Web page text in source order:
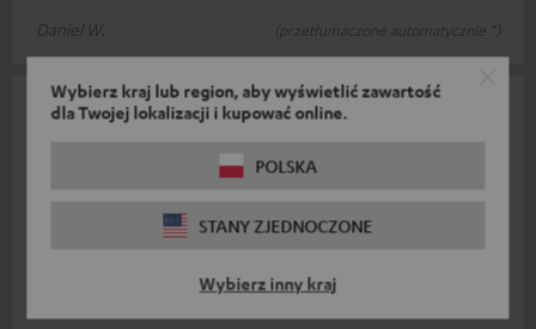
Wybierz kraj lub region, aby wyświetlić zawartość
dla Twojej lokalizacji i kupować online.
POLSKA
STANY ZJEDNOCZONE
Wybierz inny kraj
Daniel W.
(przetłumaczone automatycznie *)
najwyższa wydajność baterii Mogę głośnikcić ten głośnik
(przetłumaczone automatycznie *)